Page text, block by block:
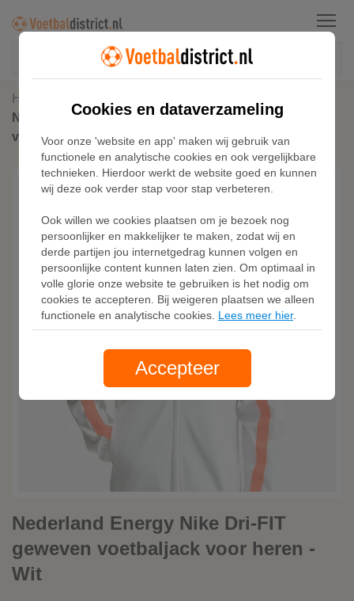
Menu
Home
Nederland Energy Nike Dri-FIT geweven voetbaljack
voor heren - Wit
Nederland Energy Nike Dri-FIT
geweven voetbaljack voor heren -
Wit
Cookies en dataverzameling
Voor onze 'website en app' maken wij gebruik van
functionele en analytische cookies en ook vergelijkbare
technieken. Hierdoor werkt de website goed en kunnen
wij deze ook verder stap voor stap verbeteren.
Ook willen we cookies plaatsen om je bezoek nog
persoonlijker en makkelijker te maken, zodat wij en
derde partijen jou internetgedrag kunnen volgen en
persoonlijke content kunnen laten zien. Om optimaal in
volle glorie onze website te gebruiken is het nodig om
cookies te accepteren. Bij weigeren plaatsen we alleen
functionele en analytische cookies. Lees meer hier.
Accepteer